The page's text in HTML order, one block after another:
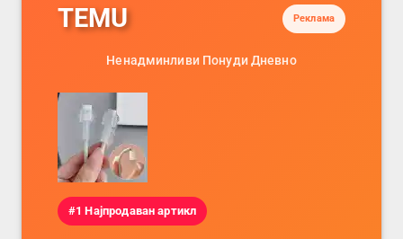
TEMU Реклама
Ненадминливи Понуди Дневно
#1 Најпродаван артикл